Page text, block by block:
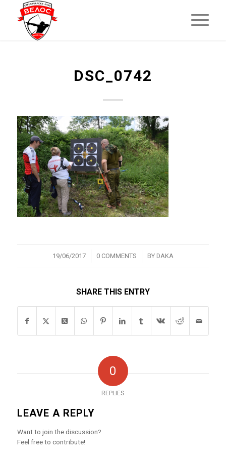
DSC_0742
19/06/2017
/ 0 COMMENTS
/ BY DAKA
SHARE THIS ENTRY
0
REPLIES
LEAVE A REPLY
Want to join the discussion?
Feel free to contribute!